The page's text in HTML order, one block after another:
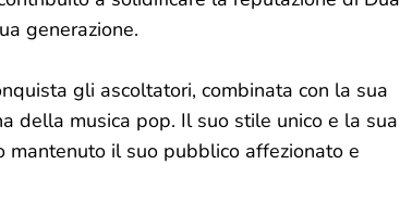
generazione.
gli ascoltatori, combinata con la sua
della musica pop. Il suo stile unico e la sua
il suo pubblico affezionato e